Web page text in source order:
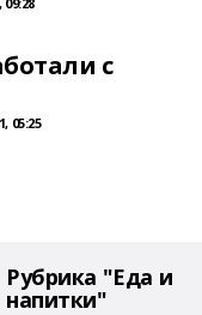
с
05:25
Рубрика "Еда и
напитки"